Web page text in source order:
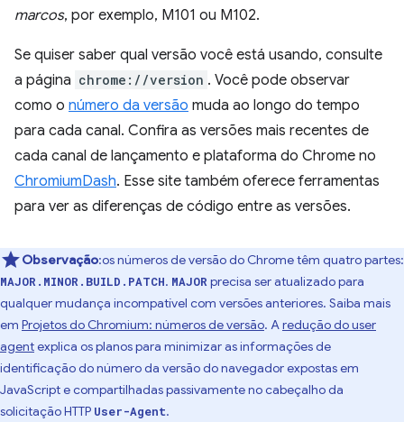
marcos, por exemplo, M101 ou M102.
Se quiser saber qual versão você está usando, consulte
a página chrome://version . Você pode observar
como o número da versão muda ao longo do tempo
para cada canal. Confira as versões mais recentes de
cada canal de lançamento e plataforma do Chrome no
ChromiumDash. Esse site também oferece ferramentas
para ver as diferenças de código entre as versões.
Observação:os números de versão do Chrome têm quatro partes:
MAJOR.MINOR.BUILD.PATCH. MAJOR precisa ser atualizado para
qualquer mudança incompatível com versões anteriores. Saiba mais
em Projetos do Chromium: números de versão. Aredução do user
agentexplica os planos para minimizar as informações de
identificação do número da versão do navegador expostas em
JavaScript e compartilhadas passivamente no cabeçalho da
solicitação HTTP User-Agent.